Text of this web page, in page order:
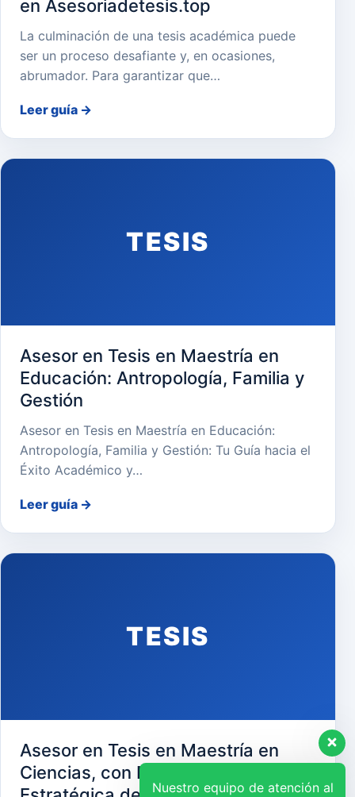
en Asesoriadetesis.top
La culminación de una tesis académica puede
ser un proceso desafiante y, en ocasiones,
abrumador. Para garantizar que…
Leer guía →
TESIS
Asesor en Tesis en Maestría en
Educación: Antropología, Familia y
Gestión
Asesor en Tesis en Maestría en Educación:
Antropología, Familia y Gestión: Tu Guía hacia el
Éxito Académico y…
Leer guía →
TESIS
Asesor en Tesis en Maestría en
Ciencias, con Mención en Gerencia
Nuestro equipo de atención al